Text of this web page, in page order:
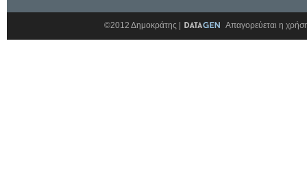
©2012 Δημοκράτης | Απαγορεύεται η